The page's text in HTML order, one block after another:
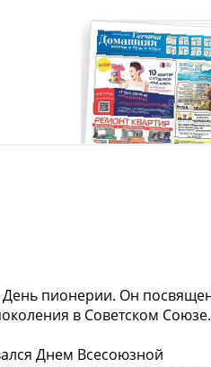
пионерии. Он
в Советском Союзе.
Днем Всесоюзной